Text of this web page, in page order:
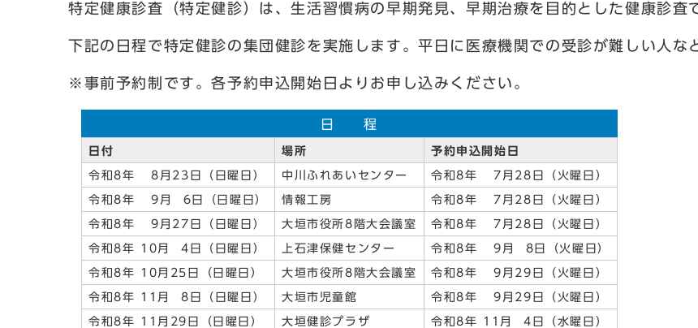
特定健康診査（特定健診）は、生活習慣病の早期発見、早期治療を目的とした健康診査
下記の日程で特定健診の集団健診を実施します。平日に医療機関での受診が難しい人な
※事前予約制です。各予約申込開始日よりお申し込みください。
日 程
日付 場所 予約申込開始日
令和8年 8月23日（日曜日） 中川ふれあいセンター 令和8年 7月28日（火曜日）
令和8年 9月 6日（日曜日） 情報工房 令和8年 7月28日（火曜日）
令和8年 9月27日（日曜日） 大垣市役所8階大会議室 令和8年 7月28日（火曜日）
令和8年 10月 4日（日曜日） 上石津保健センター 令和8年 9月 8日（火曜日）
令和8年 10月25日（日曜日） 大垣市役所8階大会議室 令和8年 9月29日（火曜日）
令和8年 11月 8日（日曜日） 大垣市児童館 令和8年 9月29日（火曜日）
令和8年 11月29日（日曜日） 大垣健診プラザ 令和8年 11月 4日（水曜日）